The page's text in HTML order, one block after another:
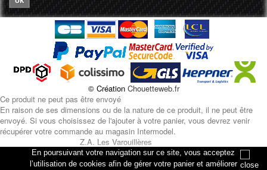
En poursuivant votre navigation sur ce site, vous acceptez
l’utilisation de cookies afin de gérer votre panier et améliorer
© Création Chouetteweb.fr
Ce produit ne peut pas être envoyé
En raison de ses dimensions ou de la nature de ce produit, il ne peut être
envoyé. Si vous choisissez de l'ajouter à votre panier, vous devrez venir
récupérer votre commande au magasin Intermodel.
Z.A. Les Varouillères
rue des artisans
76330 Petiville